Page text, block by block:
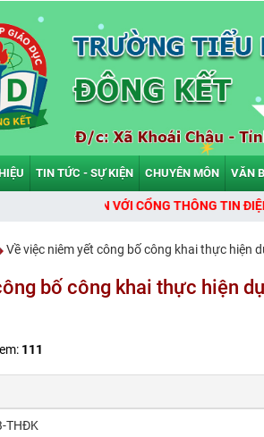
TIN TỨC - SỰ KIỆN CHUYÊN MÔN VĂN
BẠN ĐẾN VỚI CỔNG THÔNG TIN ĐIỆN TỬ
Về việc niêm yết công bố công khai thực hiện
bố công khai thực hiện
111
THĐK